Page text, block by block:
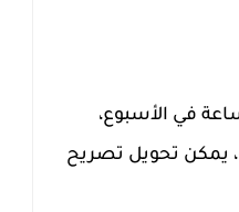
الحاصلين على تأشيرة دراسية العمل في إيطاليا لمدة أقصاها 20 ساعة في الأسبوع،
يمكن تحويل تصريح